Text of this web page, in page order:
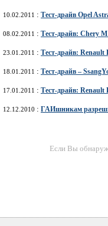
10.02.2011 : Тест-драйв Opel
08.02.2011 : Тест-драйв: Chery
23.01.2011 : Тест-драйв:
18.01.2011 : Тест-драйв –
17.01.2011 : Тест-драйв: Renault
12.12.2010 : ГАИшникам
Если Вы